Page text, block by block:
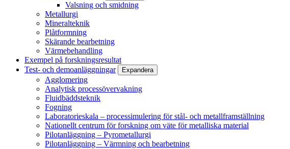
Valsning och smidning
Metallurgi
Mineralteknik
Plåtformning
Skärande bearbetning
Värmebehandling
Exempel på forskningsresultat
Test- och demoanläggningar
Expandera
Agglomering
Analytisk processövervakning
Fluidbäddsteknik
Fogning
Laboratorieskala – processimulering för stål- och metallframställning
Nationellt centrum för forskning om väte för metalliska material
Pilotanläggning – Pyrometallurgi
Pilotanläggning – Värmning och bearbetning